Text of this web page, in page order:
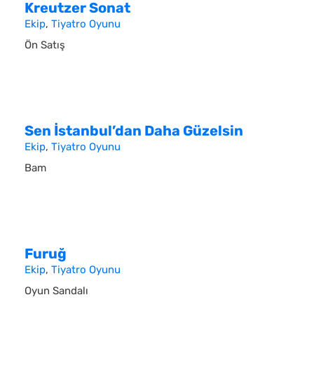
Kreutzer Sonat
Ekip, Tiyatro Oyunu
Ön Satış
Sen İstanbul’dan Daha Güzelsin
Ekip, Tiyatro Oyunu
Bam
Furuğ
Ekip, Tiyatro Oyunu
Oyun Sandalı